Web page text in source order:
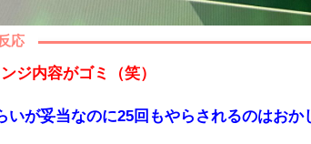
応
ジ内容がゴミ（笑）
いが妥当なのに25回もやらされるのはおか